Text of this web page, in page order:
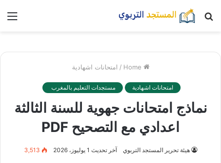
بحث
/ امتحانات اشهادية
امتحانات اشهادية مستجدات التعليم بالمغرب
نماذج امتحانات جهوية للسنة الثالثة
اعدادي مع التصحيح PDF
هيئة تحرير المستجد التربوي آخر تحديث 1 يوليوز، 2026 3,513